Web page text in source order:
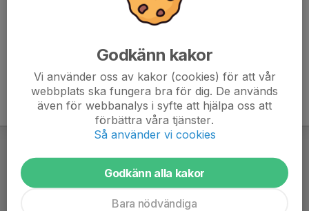
Godkänn kakor
Vi använder oss av kakor (cookies) för att vår
webbplats ska fungera bra för dig. De används
även för webbanalys i syfte att hjälpa oss att
förbättra våra tjänster.
Så använder vi cookies
Godkänn alla kakor
Bara nödvändiga